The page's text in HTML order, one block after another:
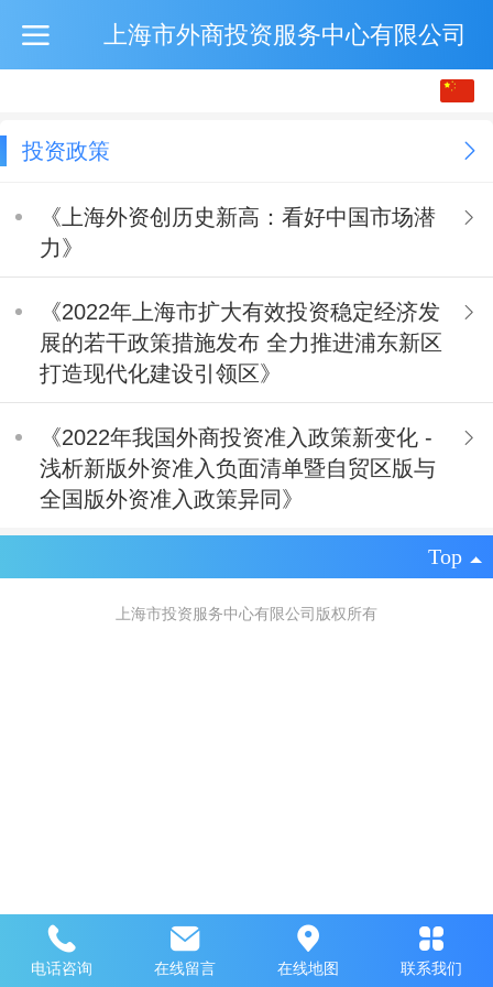
上海市外商投资服务中心有限公司
投资政策
《上海外资创历史新高：看好中国市场潜
力》
《2022年上海市扩大有效投资稳定经济发
展的若干政策措施发布 全力推进浦东新区
打造现代化建设引领区》
《2022年我国外商投资准入政策新变化 -
浅析新版外资准入负面清单暨自贸区版与
全国版外资准入政策异同》
Top
上海市投资服务中心有限公司版权所有
电话咨询 在线留言 在线地图 联系我们